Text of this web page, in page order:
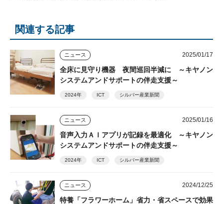
関連する記事
ニュース 2025/01/17
全床に見守り機器 夜間巡回半減に ～キヤノン
システムアンドサポートの伴走支援～
2024年 ICT シルバー産業新聞
ニュース 2025/01/16
音声入力ＡＩアプリが記録を最適化 ～キヤノン
システムアンドサポートの伴走支援～
2024年 ICT シルバー産業新聞
ニュース 2024/12/25
特養「フラワーホーム」省力・省スペースで効果